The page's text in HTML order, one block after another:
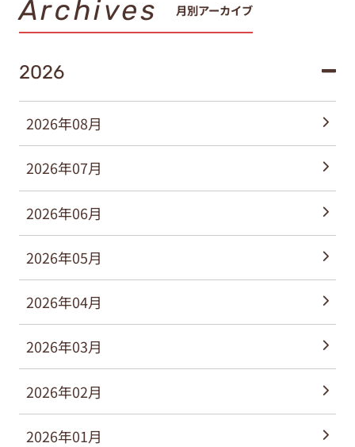
Archives 月別アーカイブ
2026
2026年08月
2026年07月
2026年06月
2026年05月
2026年04月
2026年03月
2026年02月
2026年01月